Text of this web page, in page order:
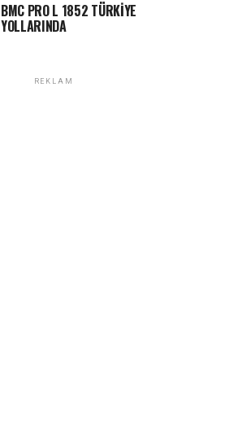
BMC PRO L 1852 TÜRKİYE
YOLLARINDA
REKLAM